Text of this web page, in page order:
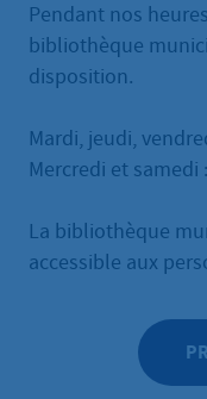
Pendant nos
bibliothèque
disposition.
Mardi, jeudi,
Mercredi et samedi
La bibliothèque
accessible aux